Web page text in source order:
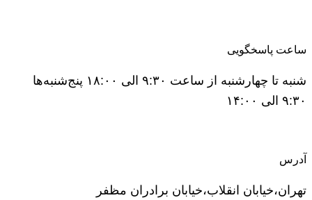
ساعت پاسخگویی
شنبه تا چهارشنبه از ساعت ۹:۳۰ الی ۱۸:۰۰ پنج‌شنبه‌ها
۹:۳۰ الی ۱۴:۰۰
آدرس
تهران،خیابان انقلاب،خیابان برادران مظفر